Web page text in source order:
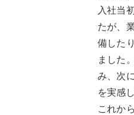
入社当
たが、
備した
ました
み、次
を実感
これか